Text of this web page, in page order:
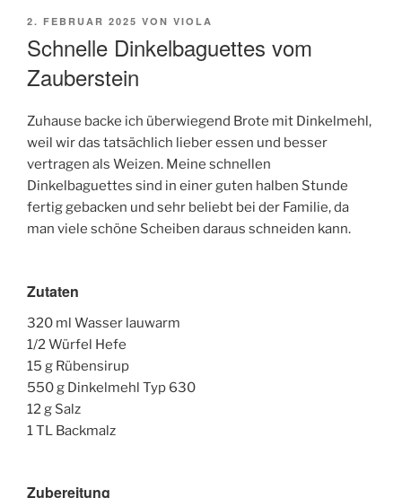
VERÖFFENTLICHT
2. FEBRUAR 2025 VON VIOLA
Schnelle Dinkelbaguettes vom
Zauberstein
Zuhause backe ich überwiegend Brote mit Dinkelmehl,
weil wir das tatsächlich lieber essen und besser
vertragen als Weizen. Meine schnellen
Dinkelbaguettes sind in einer guten halben Stunde
fertig gebacken und sehr beliebt bei der Familie, da
man viele schöne Scheiben daraus schneiden kann.
Zutaten
320 ml Wasser lauwarm
1/2 Würfel Hefe
15 g Rübensirup
550 g Dinkelmehl Typ 630
12 g Salz
1 TL Backmalz
Zubereitung